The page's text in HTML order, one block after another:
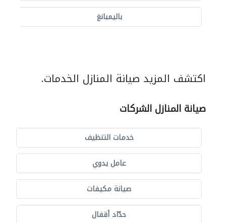
باليمبانغ
اكتشف المزيد صيانة المنازل الخدمات.
صيانة المنازل الشركات
خدمات التنظيف
عامل يدوي
صيانة مكيفات
حدّاد أقفال